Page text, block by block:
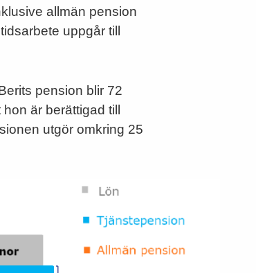
allmän pension
uppgår till
pension blir 72
är berättigad till
utgör omkring 25